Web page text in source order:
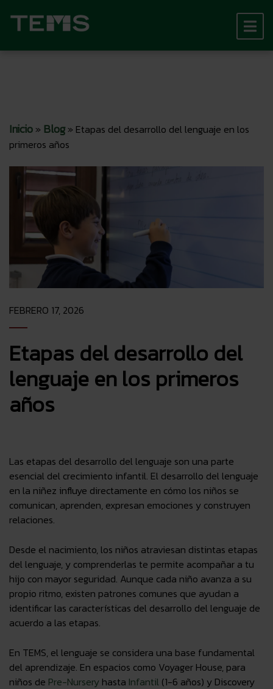
Inicio» Blog» Etapas del desarrollo del lenguaje en los
primeros años
FEBRERO 17, 2026
Etapas del desarrollo del
lenguaje en los primeros
años
Las etapas del desarrollo del lenguaje son una parte
esencial del crecimiento infantil. El desarrollo del lenguaje
en la niñez influye directamente en cómo los niños se
comunican, aprenden, expresan emociones y construyen
relaciones.
Desde el nacimiento, los niños atraviesan distintas etapas
del lenguaje, y comprenderlas te permite acompañar a tu
hijo con mayor seguridad. Aunque cada niño avanza a su
propio ritmo, existen patrones comunes que ayudan a
identificar las características del desarrollo del lenguaje de
acuerdo a las etapas.
En TEMS, el lenguaje se considera una base fundamental
del aprendizaje. En espacios como Voyager House, para
niños de Pre-Nursery hasta Infantil (1-6 años) y Discovery